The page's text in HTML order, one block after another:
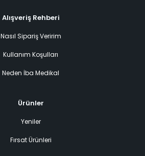
Alışveriş Rehberi
Nasıl Sipariş Veririm
Kullanım Koşulları
Neden İba Medikal
Ürünler
Yeniler
Fırsat Ürünleri